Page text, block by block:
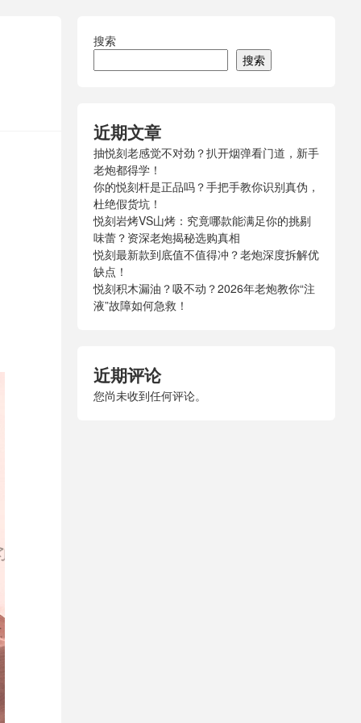
搜索
搜索
近期文章
抽悦刻老感觉不对劲？扒开烟弹看门道，新手
老炮都得学！
你的悦刻杆是正品吗？手把手教你识别真伪，
杜绝假货坑！
悦刻岩烤VS山烤：究竟哪款能满足你的挑剔
味蕾？资深老炮揭秘选购真相
悦刻最新款到底值不值得冲？老炮深度拆解优
缺点！
悦刻积木漏油？吸不动？2026年老炮教你“注
液”故障如何急救！
近期评论
您尚未收到任何评论。